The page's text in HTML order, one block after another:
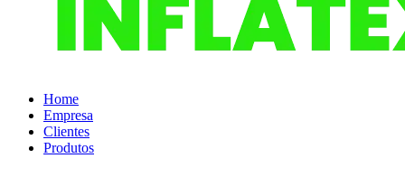
Home
Empresa
Clientes
Produtos